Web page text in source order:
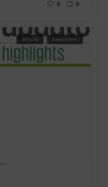
0 0
Attività Newsletter